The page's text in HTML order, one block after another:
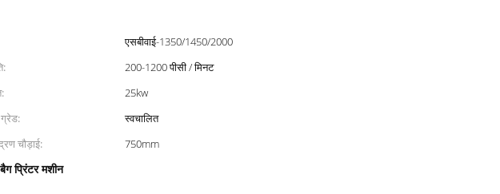
एसबीवाई-1350/1450/2000
200-1200 पीसी / मिनट
25kw
स्वचालित
चौड़ाई:
750mm
प्रिंटर मशीन